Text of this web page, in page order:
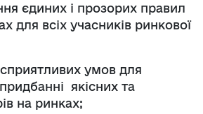
єдиних і прозорих правил
для всіх учасників ринкової
умов для
якісних та
на ринках;